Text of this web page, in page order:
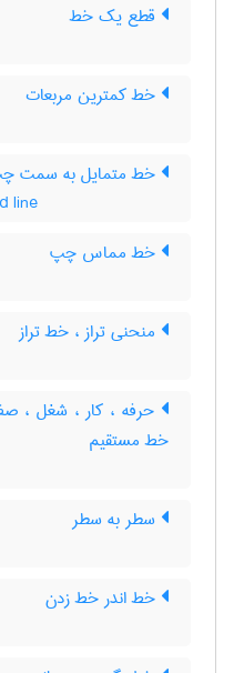
قطع یک خط
خط کمترین مربعات
خط متمایل به سمت
line
خط مماس چپ
منحنی تراز ، خط تراز
حرفه ، کار ، شغل
خط مستقیم
سطر به سطر
خط اندر خط زدن